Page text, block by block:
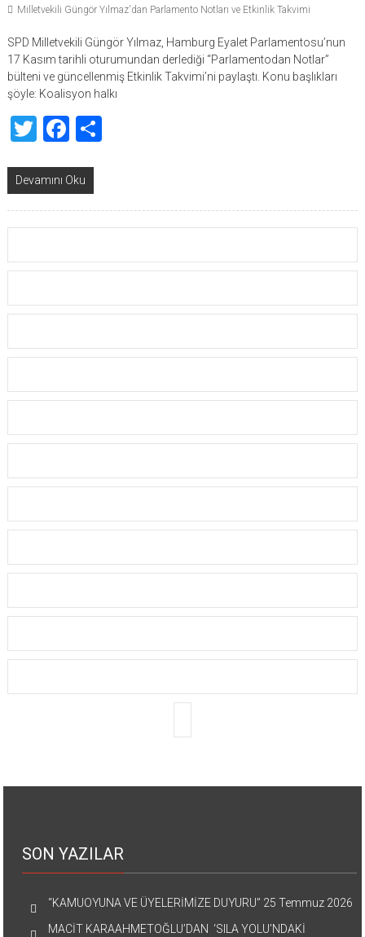
Milletvekili Güngör Yılmaz'dan Parlamento Notları ve Etkinlik Takvimi
SPD Milletvekili Güngör Yılmaz, Hamburg Eyalet Parlamentosu’nun
17 Kasım tarihli oturumundan derlediği “Parlamentodan Notlar”
bülteni ve güncellenmiş Etkinlik Takvimi’ni paylaştı. Konu başlıkları
şöyle: Koalisyon halkı
TwitterFacebook
Share
Devamını Oku
SON YAZILAR
“KAMUOYUNA VE ÜYELERİMİZE DUYURU” 25 Temmuz 2026
MACİT KARAAHMETOĞLU’DAN ‘SILA YOLU’NDAKİ